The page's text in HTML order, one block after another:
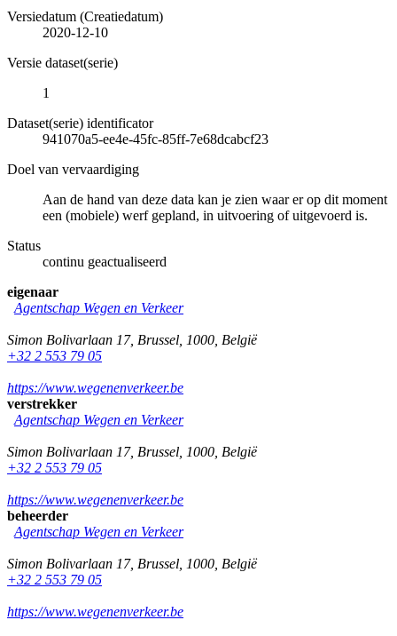
Versiedatum (Creatiedatum)
2020-12-10
Versie dataset(serie)
1
Dataset(serie) identificator
941070a5-ee4e-45fc-85ff-7e68dcabcf23
Doel van vervaardiging
Aan de hand van deze data kan je zien waar er op dit moment
een (mobiele) werf gepland, in uitvoering of uitgevoerd is.
Status
continu geactualiseerd
eigenaar
Agentschap Wegen en Verkeer
Simon Bolivarlaan 17, Brussel 1000 België
+32 2 553 79 05
https://www.wegenenverkeer.be
verstrekker
Agentschap Wegen en Verkeer
Simon Bolivarlaan 17, Brussel 1000 België
+32 2 553 79 05
https://www.wegenenverkeer.be
beheerder
Agentschap Wegen en Verkeer
Simon Bolivarlaan 17, Brussel 1000 België
+32 2 553 79 05
https://www.wegenenverkeer.be